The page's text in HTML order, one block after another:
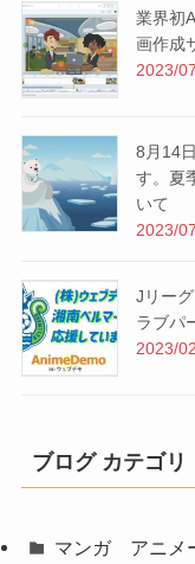
業界初
画作成
2023/
8月14
す。夏
いて
2023/
Jリー
ラブパ
2023/
ブログ カテゴリ
マンガ アニメ